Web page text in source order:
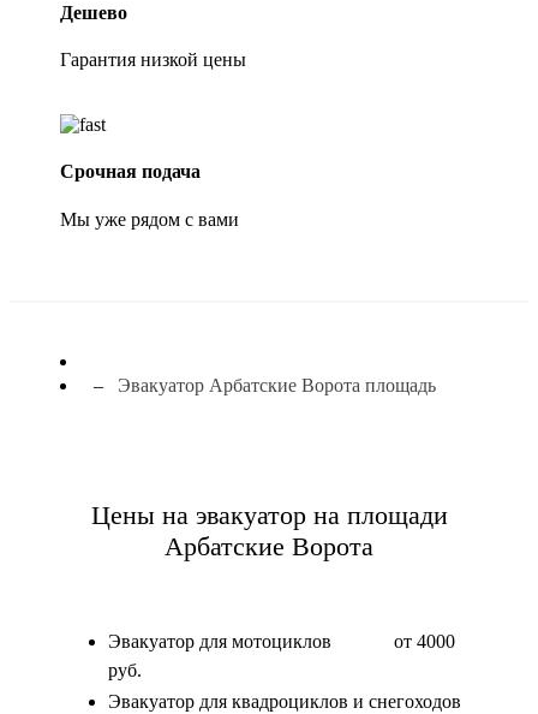
Дешево
Гарантия низкой цены
Срочная подача
Мы уже рядом с вами
Эвакуатор Арбатские Ворота площадь
Цены на эвакуатор на площади
Арбатские Ворота
Эвакуатор для мотоциклов
от 4000
руб.
Эвакуатор для квадроциклов и снегоходов